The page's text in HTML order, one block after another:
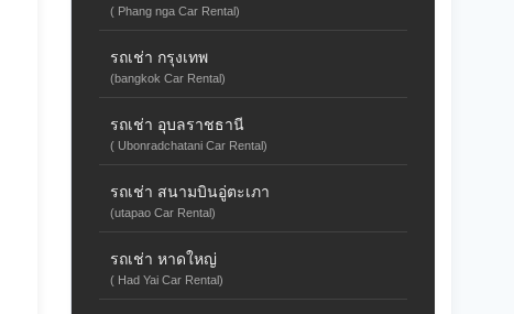
( Phang nga Car Rental)
รถเช่า กรุงเทพ
(bangkok Car Rental)
รถเช่า อุบลราชธานี
( Ubonradchatani Car Rental)
รถเช่า สนามบินอู่ตะเภา
(utapao Car Rental)
รถเช่า หาดใหญ่
( Had Yai Car Rental)